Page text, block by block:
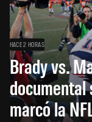
HACE 2 HORAS
Brady vs.
documental
marcó la